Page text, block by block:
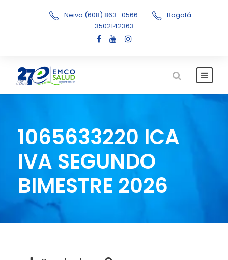
Neiva (608) 863- 0566
Bogotá
3502142363
1065633220 ICA
IVA SEGUNDO
BIMESTRE 2026